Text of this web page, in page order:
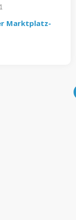
Marktplatz-